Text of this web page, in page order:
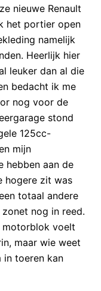
nieuwe Renault
het portier open
namelijk
Heerlijk hier
leuker dan al die
bedacht ik me
nog voor de
stond
125cc-
mijn
hebben aan de
hogere zit was
totaal andere
nog in reed.
voelt
maar wie weet
in toeren kan